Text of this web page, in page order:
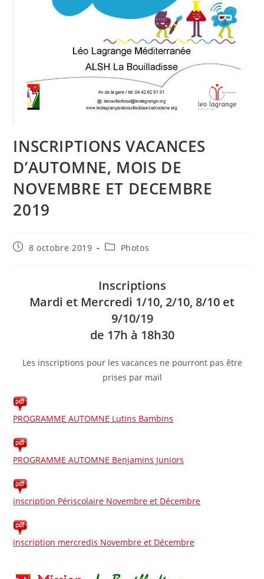
INSCRIPTIONS VACANCES
D’AUTOMNE, MOIS DE
NOVEMBRE ET DECEMBRE
2019
Publication
8 octobre 2019
PostPhotos
Inscriptions
Mardi et Mercredi 1/10, 2/10, 8/10 et
9/10/19
de 17h à 18h30
Les inscriptions pour les vacances ne pourront pas être
prises par mail
PROGRAMME AUTOMNE Lutins Bambins
PROGRAMME AUTOMNE Benjamins Juniors
inscription Périscolaire Novembre et Décembre
inscription mercredis Novembre et Décembre